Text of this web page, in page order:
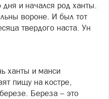
дня и начался род ханты.
вороне. И был тот
твердого наста. Ун
ханты и манси
пищу на костре,
Береза – это